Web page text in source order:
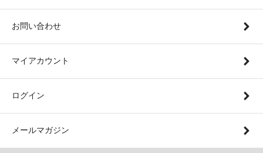
お問い合わせ
マイアカウント
ログイン
メールマガジン